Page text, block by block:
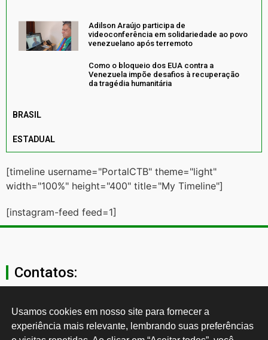
Adilson Araújo participa de
videoconferência em solidariedade ao povo
venezuelano após terremoto
Como o bloqueio dos EUA contra a
Venezuela impõe desafios à recuperação
da tragédia humanitária
BRASIL
ESTADUAL
[timeline username="PortalCTB" theme="light"
width="100%" height="400" title="My Timeline"]
[instagram-feed feed=1]
Contatos:
secgeral@ctb.org.br
11 3874-0040
Usamos cookies em nosso site para fornecer a
experiência mais relevante, lembrando suas preferências